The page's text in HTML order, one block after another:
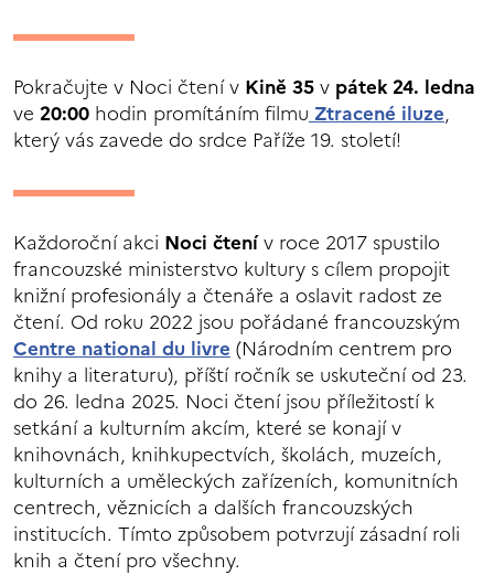
Pokračujte v Noci čtení v Kině 35v pátek 24. ledna
ve 20:00 hodin promítáním filmu Ztracené iluze,
který vás zavede do srdce Paříže 19. století!
Každoroční akci Noci čtenív roce 2017 spustilo
francouzské ministerstvo kultury s cílem propojit
knižní profesionály a čtenáře a oslavit radost ze
čtení. Od roku 2022 jsou pořádané francouzským
Centre national du livre (Národním centrem pro
knihy a literaturu), příští ročník se uskuteční od 23.
do 26. ledna 2025. Noci čtení jsou příležitostí k
setkání a kulturním akcím, které se konají v
knihovnách, knihkupectvích, školách, muzeích,
kulturních a uměleckých zařízeních, komunitních
centrech, věznicích a dalších francouzských
institucích. Tímto způsobem potvrzují zásadní roli
knih a čtení pro všechny.